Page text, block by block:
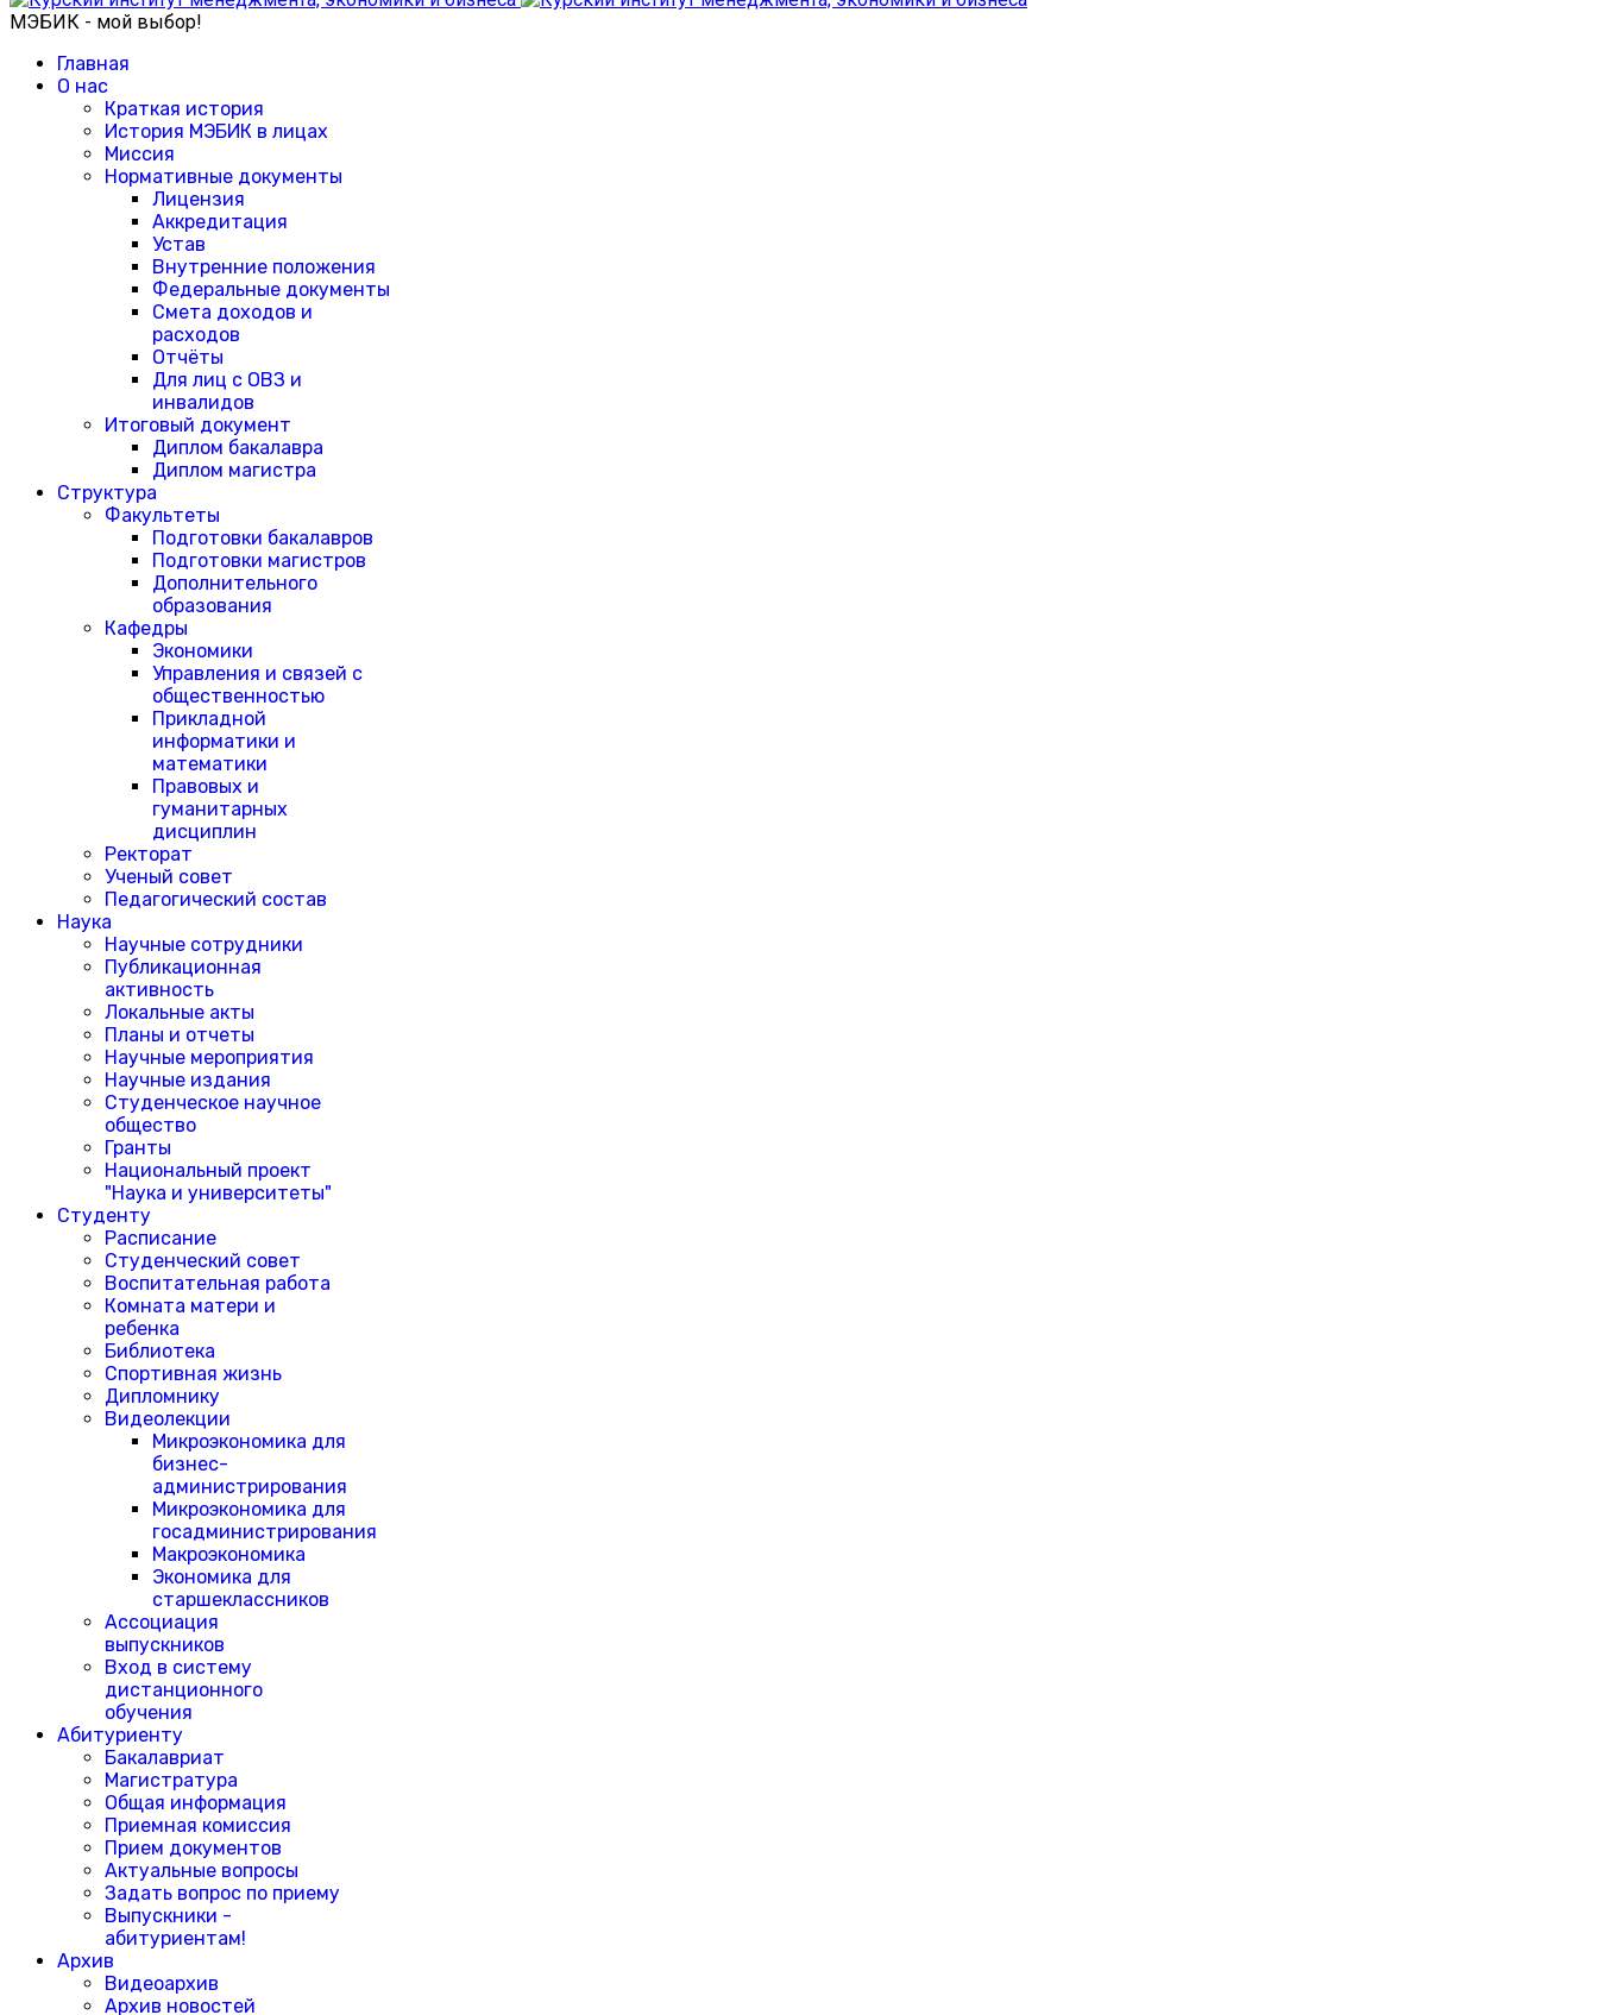
МЭБИК - мой выбор!
Главная
О нас
Краткая история
История МЭБИК в лицах
Миссия
Нормативные документы
Лицензия
Аккредитация
Устав
Внутренние положения
Федеральные документы
Смета доходов и
расходов
Отчёты
Для лиц с ОВЗ и
инвалидов
Итоговый документ
Диплом бакалавра
Диплом магистра
Структура
Факультеты
Подготовки бакалавров
Подготовки магистров
Дополнительного
образования
Кафедры
Экономики
Управления и связей с
общественностью
Прикладной
информатики и
математики
Правовых и
гуманитарных
дисциплин
Ректорат
Ученый совет
Педагогический состав
Наука
Научные сотрудники
Публикационная
активность
Локальные акты
Планы и отчеты
Научные мероприятия
Научные издания
Студенческое научное
общество
Гранты
Национальный проект
"Наука и университеты"
Студенту
Расписание
Студенческий совет
Воспитательная работа
Комната матери и
ребенка
Библиотека
Спортивная жизнь
Дипломнику
Видеолекции
Микроэкономика для
бизнес-
администрирования
Микроэкономика для
госадминистрирования
Макроэкономика
Экономика для
старшеклассников
Ассоциация
выпускников
Вход в систему
дистанционного
обучения
Абитуриенту
Бакалавриат
Магистратура
Общая информация
Приемная комиссия
Прием документов
Актуальные вопросы
Задать вопрос по приему
Выпускники -
абитуриентам!
Архив
Видеоархив
Архив новостей